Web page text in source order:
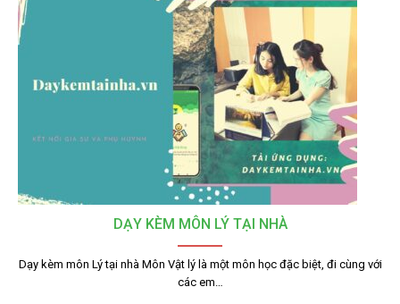
DẠY KÈM MÔN LÝ TẠI NHÀ
Dạy kèm môn Lý tại nhà Môn Vật lý là một môn học đặc biệt, đi cùng với
các em…